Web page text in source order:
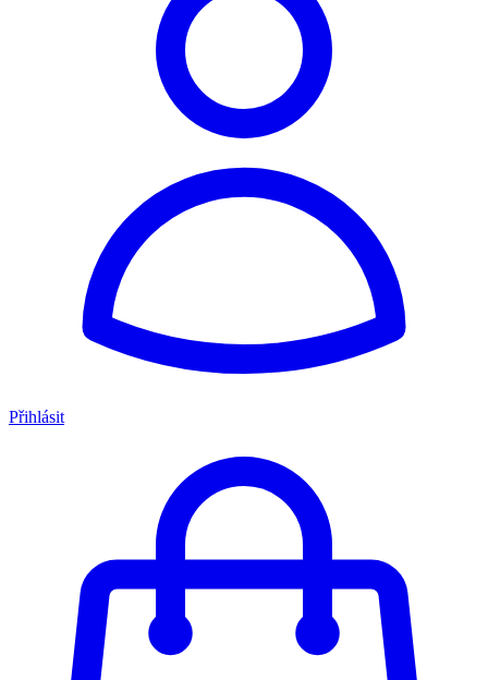
Přihlásit